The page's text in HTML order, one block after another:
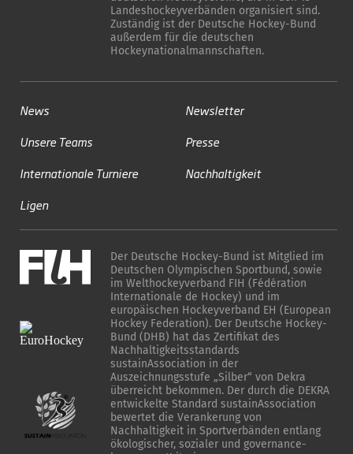
Landeshockeyverbänden organisiert sind.
Zuständig ist der Deutsche Hockey-Bund
außerdem für die deutschen
Hockeynationalmannschaften.
News
Unsere Teams
Internationale Turniere
Ligen
Newsletter
Presse
Nachhaltigkeit
Der Deutsche Hockey-Bund ist Mitglied im
Deutschen Olympischen Sportbund, sowie
im Welthockeyverband FIH (Fédération
Internationale de Hockey) und im
europäischen Hockeyverband EH (European
Hockey Federation). Der Deutsche Hockey-
Bund (DHB) hat das Zertifikat des
Nachhaltigkeitsstandards
sustainAssociation in der
Auszeichnungsstufe „Silber“ von Dekra
überreicht bekommen. Der durch die DEKRA
entwickelte Standard sustainAssociation
bewertet die Verankerung von
Nachhaltigkeit in Sportverbänden entlang
ökologischer, sozialer und governance-